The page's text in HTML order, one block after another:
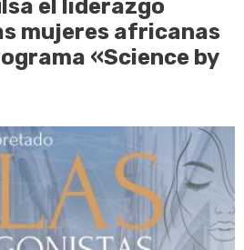
el liderazgo
mujeres africanas
«Science by